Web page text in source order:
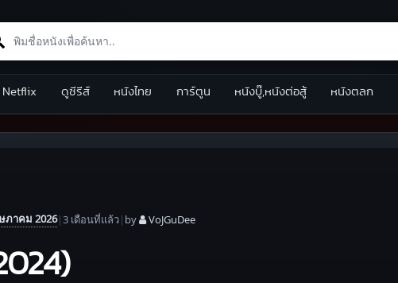
for:
Netflix ดูซีรีส์ หนังไทย การ์ตูน หนังบู๊,หนังต่อสู้ หนังตลก
ภาคม 2026|3 เดือนที่แล้ว| by VoJGuDee